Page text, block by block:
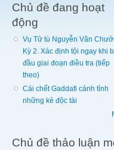
Chủ đề đang hoạt
động
Vụ Tử tù Nguyễn Văn
Kỳ 2. Xác định tội ngay khi
đầu giai đoạn điều tra (tiếp
theo)
Cái chết Gaddafi cảnh tỉnh
những kẻ độc tài
Chủ đề thảo luận